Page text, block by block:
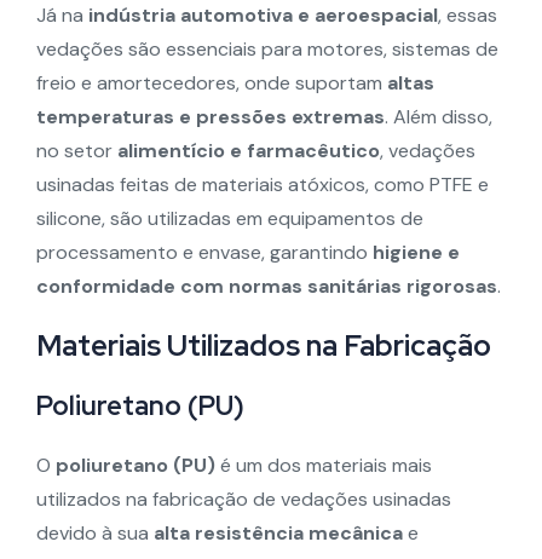
Já na indústria automotiva e aeroespacial, essas
vedações são essenciais para motores, sistemas de
freio e amortecedores, onde suportam altas
temperaturas e pressões extremas. Além disso,
no setor alimentício e farmacêutico, vedações
usinadas feitas de materiais atóxicos, como PTFE e
silicone, são utilizadas em equipamentos de
processamento e envase, garantindo higiene e
conformidade com normas sanitárias rigorosas.
Materiais Utilizados na Fabricação
Poliuretano (PU)
O poliuretano (PU)é um dos materiais mais
utilizados na fabricação de vedações usinadas
devido à sua alta resistência mecânicae